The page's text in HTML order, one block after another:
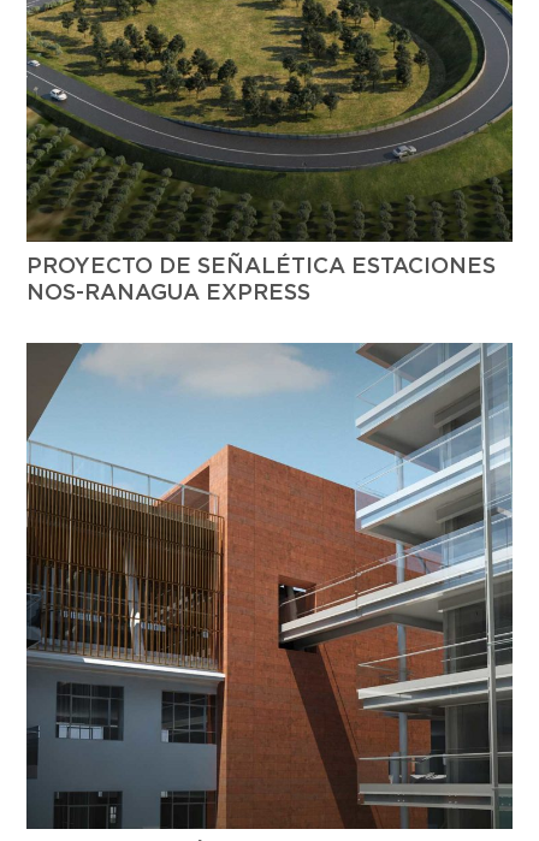
PROYECTO DE SEÑALÉTICA ESTACIONES
NOS-RANAGUA EXPRESS